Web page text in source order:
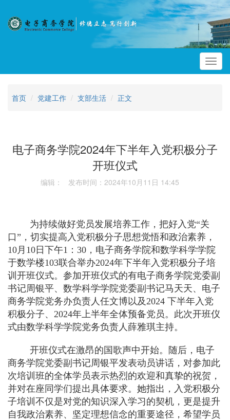
首页 党建工作 支部生活 正文
电子商务学院2024年下半年入党积极分子
开班仪式
编辑： 发布时间：2024年10月11日 14:45
为持续做好党员发展培养工作，把好入党“关
口”，切实提高入党积极分子思想觉悟和政治素养，
10月10日下午1：30，电子商务学院和数学科学学院
于数学楼103联合举办2024年下半年入党积极分子培
训开班仪式。参加开班仪式的有电子商务学院党委副
书记周银平、数学科学学院党委副书记马天天、电子
商务学院党务办负责人任文博以及2024 下半年入党
积极分子、2024年上半年全体预备党员。此次开班仪
式由数学科学学院党务负责人薛雅琪主持。
开班仪式在激昂的国歌声中开始。随后，电子
商务学院党委副书记周银平发表动员讲话，对参加此
次培训班的全体学员表示热烈的欢迎和真挚的祝贺，
并对在座同学们提出具体要求。她指出，入党积极分
子培训不仅是对党的知识深入学习的契机，更是提升
自我政治素养、坚定理想信念的重要途径，希望学员